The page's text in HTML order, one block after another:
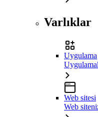
Varlıklar
Uygulama
Web sitesi
Web